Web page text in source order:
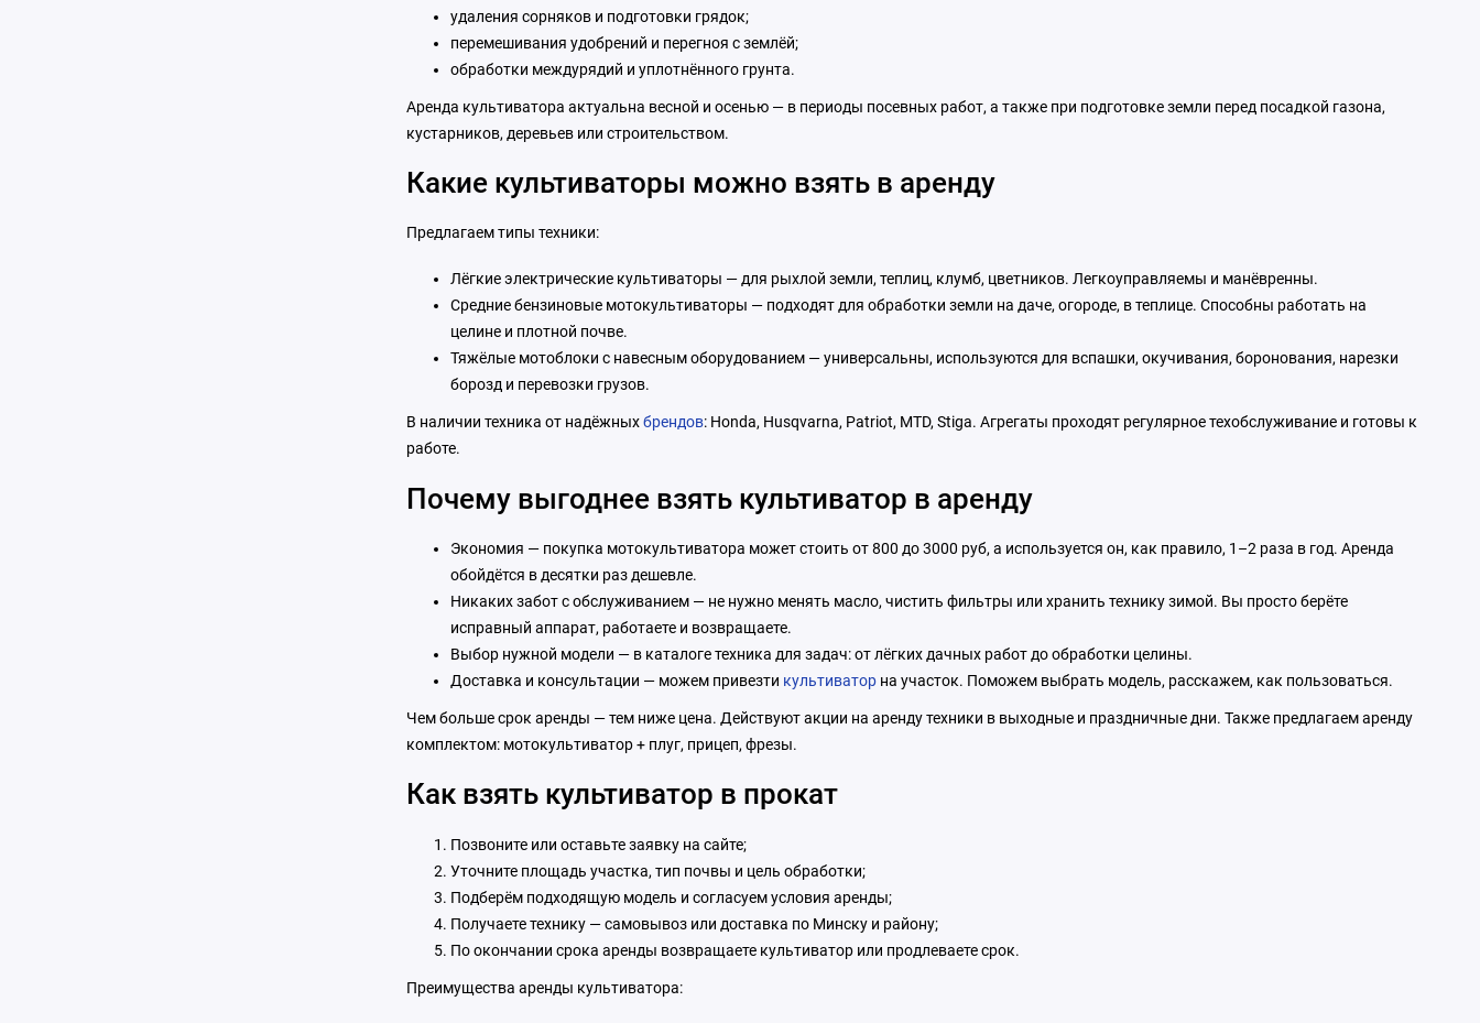
удаления сорняков и подготовки грядок;
перемешивания удобрений и перегноя с землёй;
обработки междурядий и уплотнённого грунта.
Аренда культиватора актуальна весной и осенью — в периоды посевных работ, а также при подготовке земли перед посадкой газона,
кустарников, деревьев или строительством.
Какие культиваторы можно взять в аренду
Предлагаем типы техники:
Лёгкие электрические культиваторы — для рыхлой земли, теплиц, клумб, цветников. Легкоуправляемы и манёвренны.
Средние бензиновые мотокультиваторы — подходят для обработки земли на даче, огороде, в теплице. Способны работать на
целине и плотной почве.
Тяжёлые мотоблоки с навесным оборудованием — универсальны, используются для вспашки, окучивания, боронования, нарезки
борозд и перевозки грузов.
В наличии техника от надёжныхбрендов: Honda, Husqvarna, Patriot, MTD, Stiga. Агрегаты проходят регулярное техобслуживание и готовы к
работе.
Почему выгоднее взять культиватор в аренду
Экономия — покупка мотокультиватора может стоить от 800 до 3000 руб, а используется он, как правило, 1–2 раза в год. Аренда
обойдётся в десятки раз дешевле.
Никаких забот с обслуживанием — не нужно менять масло, чистить фильтры или хранить технику зимой. Вы просто берёте
исправный аппарат, работаете и возвращаете.
Выбор нужной модели — в каталоге техника для задач: от лёгких дачных работ до обработки целины.
Доставка и консультации — можем привезти культиватор на участок. Поможем выбрать модель, расскажем, как пользоваться.
Чем больше срок аренды — тем ниже цена. Действуют акции на аренду техники в выходные и праздничные дни. Также предлагаем аренду
комплектом: мотокультиватор + плуг, прицеп, фрезы.
Как взять культиватор в прокат
Позвоните или оставьте заявку на сайте;
Уточните площадь участка, тип почвы и цель обработки;
Подберём подходящую модель и согласуем условия аренды;
Получаете технику — самовывоз или доставка по Минску и району;
По окончании срока аренды возвращаете культиватор или продлеваете срок.
Преимущества аренды культиватора: